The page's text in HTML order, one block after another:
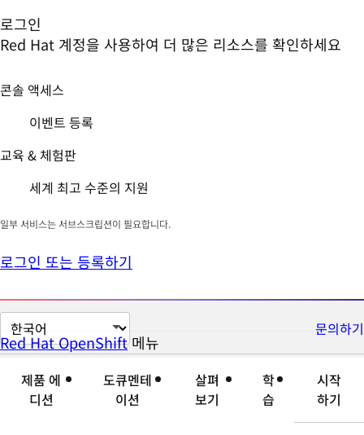
로그인
Red Hat 계정을 사용하여 더 많은 리소스를 확인하세요
콘솔 액세스
이벤트 등록
교육 & 체험판
세계 최고 수준의 지원
일부 서비스는 서브스크립션이 필요합니다.
로그인 또는 등록하기
페
이
문의하기
Red Hat OpenShift 메뉴
히
제품 에
디션
도큐멘테
이션
살펴
보기
학
습
시작
하기